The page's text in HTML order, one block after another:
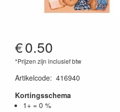
€0.50
*Prijzen zijn inclusief btw
Artikelcode: 416940
Kortingsschema
1+ = 0 %